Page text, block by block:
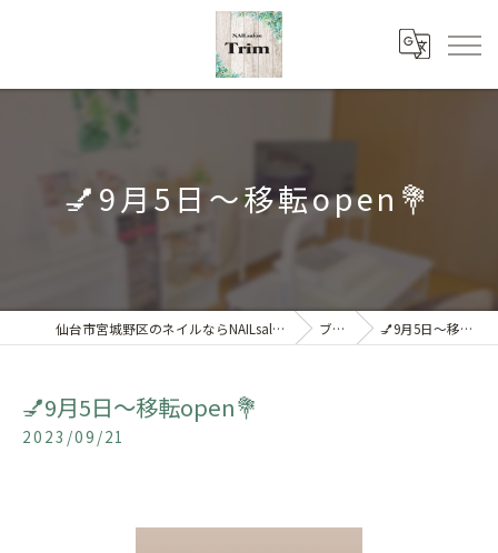
💅9月5日～移転open💐
仙台市宮城野区のネイルならNAILsalon Trim 【トリム】 ブログ 💅9月5日～移転open💐
💅9月5日～移転open💐
2023/09/21